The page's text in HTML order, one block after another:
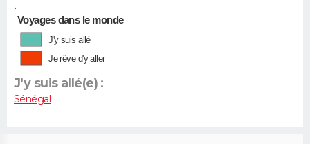
•
Voyages dans le monde
J'y suis allé
Je rêve d'y aller
J'y suis allé(e) :
Sénégal